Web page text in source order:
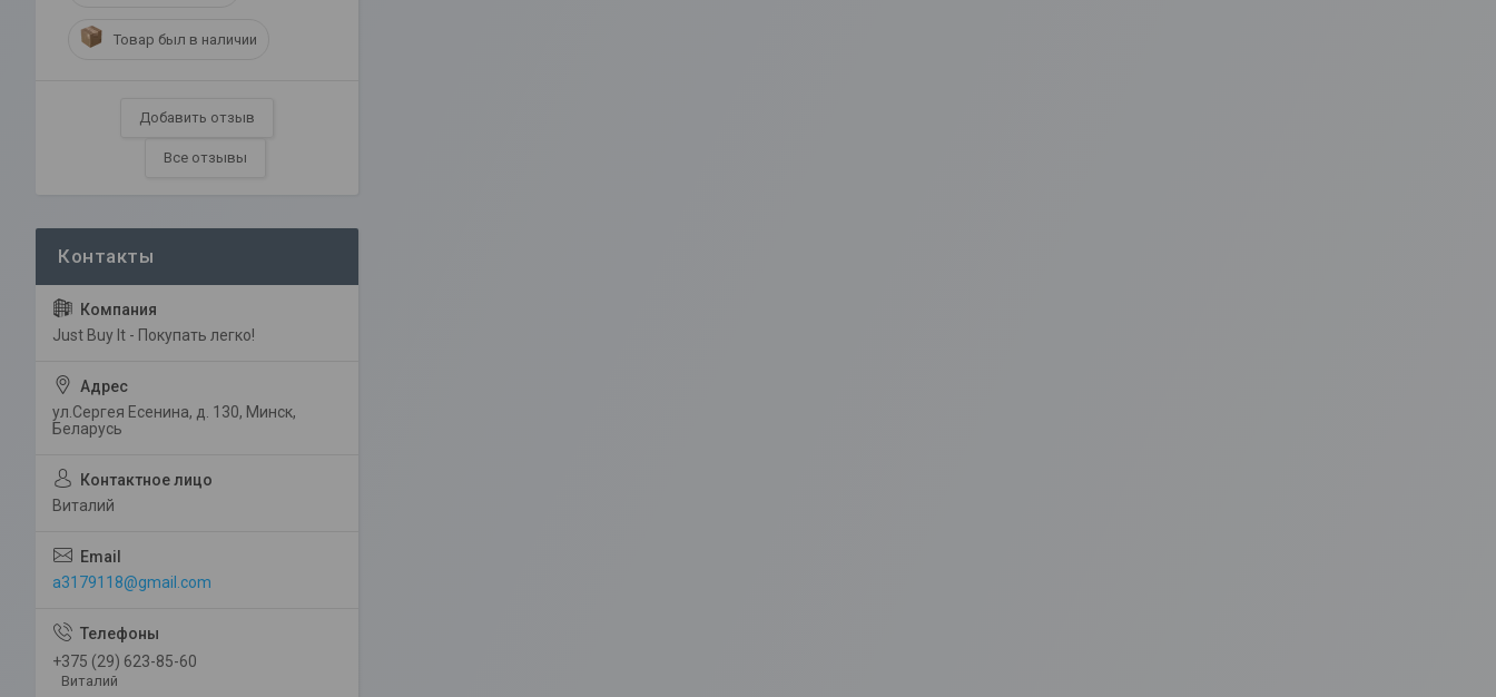
Товар был в наличии
Добавить отзыв
Все отзывы
Just Buy It - Покупать легко!
ул.Сергея Есенина, д. 130, Минск,
Беларусь
Виталий
a3179118@gmail.com
+375 (29) 623-85-60
Виталий